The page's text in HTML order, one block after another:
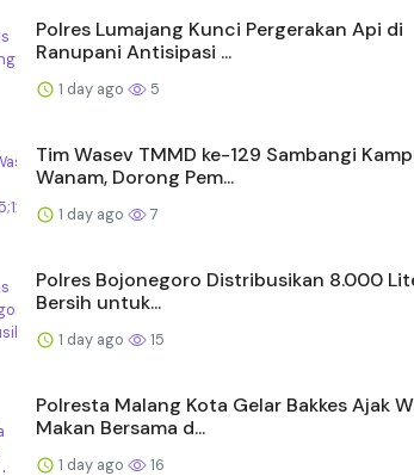
Polres Lumajang Kunci Pergerakan Api di
Ranupani Antisipasi ...
1 day ago 5
Tim Wasev TMMD ke-129 Sambangi
Wanam, Dorong Pem...
1 day ago 7
Polres Bojonegoro Distribusikan 8.000
Bersih untuk...
1 day ago 15
Polresta Malang Kota Gelar Bakkes Ajak
Makan Bersama d...
1 day ago 16